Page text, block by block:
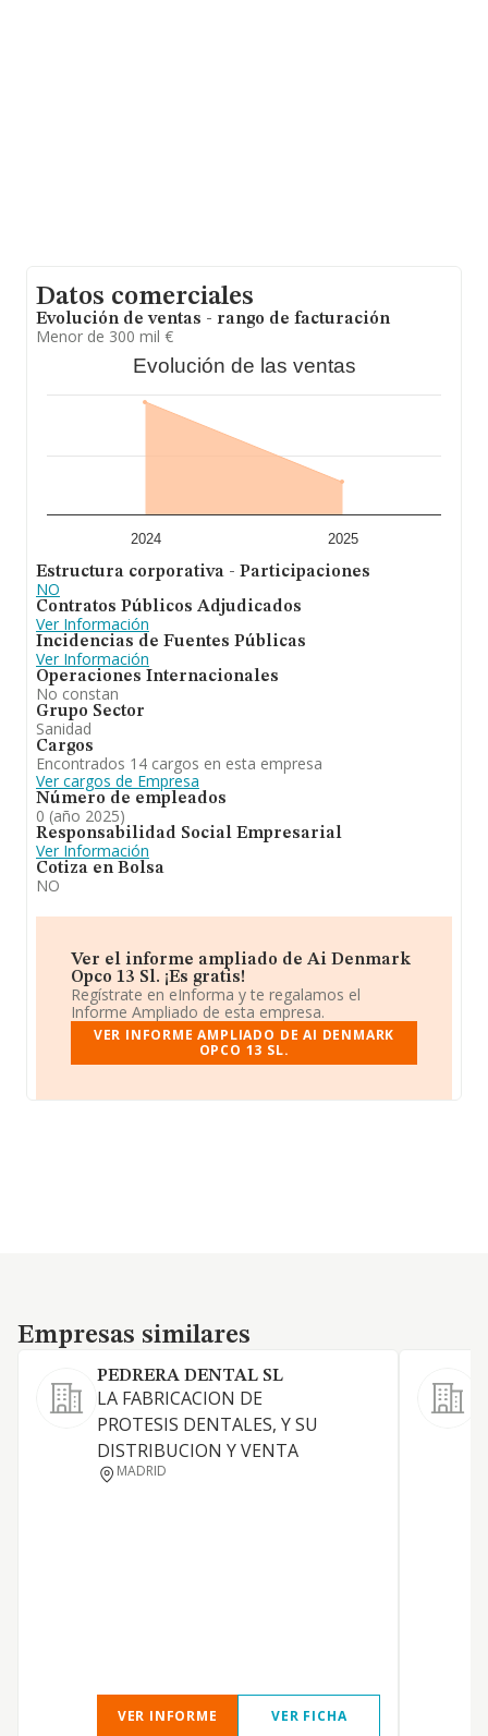
Datos comerciales
Evolución de ventas - rango de facturación
Menor de 300 mil €
Evolución de las ventas
2024 2025
Estructura corporativa - Participaciones
NO
Contratos Públicos Adjudicados
Ver Información
Incidencias de Fuentes Públicas
Ver Información
Operaciones Internacionales
No constan
Grupo Sector
Sanidad
Cargos
Encontrados 14 cargos en esta empresa
Ver cargos de Empresa
Número de empleados
0 (año 2025)
Responsabilidad Social Empresarial
Ver Información
Cotiza en Bolsa
NO
Ver el informe ampliado de Ai Denmark
Opco 13 Sl. ¡Es gratis!
Regístrate en eInforma y te regalamos el
Informe Ampliado de esta empresa.
VER INFORME AMPLIADO DE AI DENMARK
OPCO 13 SL.
Empresas similares
Empresas similares
PEDRERA DENTAL SL
LA FABRICACION DE
PROTESIS DENTALES, Y SU
DISTRIBUCION Y VENTA
MADRID
VER INFORME VER FICHA